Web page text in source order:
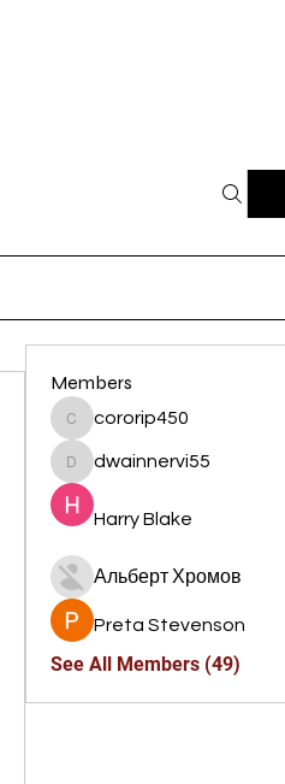
Members
cororip450
cororip450
dwainnervi55
dwainnervi55
Harry Blake
Альберт Хромов
Preta Stevenson
See All Members (49)